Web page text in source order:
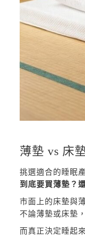
薄墊 vs 床
挑選適合的睡眠
到底要買薄墊？
市面上的床墊與
不論薄墊或床墊
而真正決定睡起